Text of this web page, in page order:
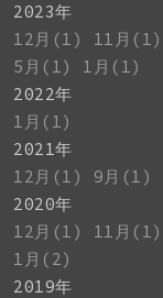
2023年
12月(1)
11月(1)
5月(1)
1月(1)
2022年
1月(1)
2021年
12月(1)
9月(1)
2020年
12月(1)
11月(1)
1月(2)
2019年